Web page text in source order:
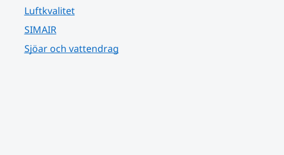
Luftkvalitet
SIMAIR
Sjöar och vattendrag